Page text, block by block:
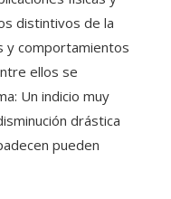
distintivos de la
y comportamientos
ellos se
Un indicio muy
drástica
pueden